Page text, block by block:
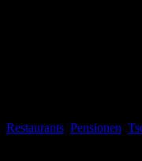
Restaurants Pensionen